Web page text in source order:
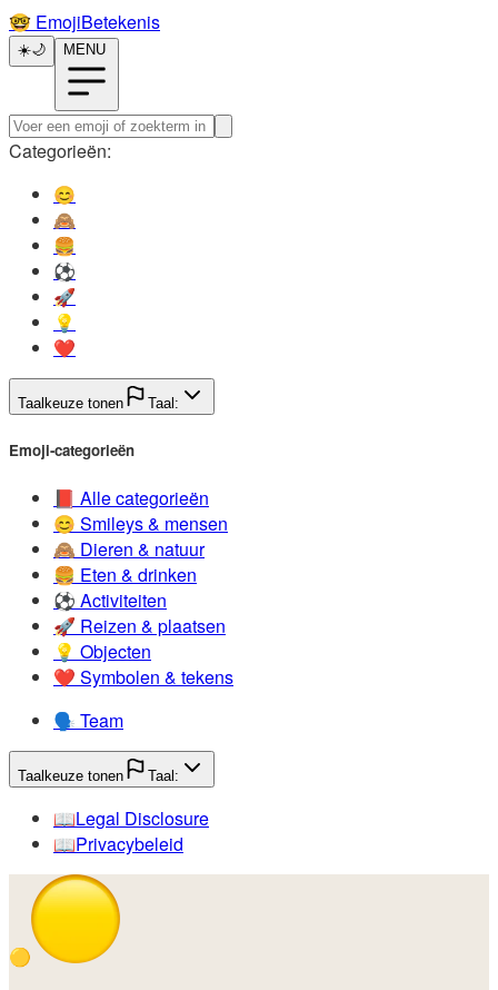
🤓️ EmojiBetekenis
☀️🌙 MENU
Categorieën:
😊️
🙈️
🍔️
⚽️
🚀️
💡️
❤️
Taalkeuze tonen Taal:
Emoji-categorieën
📕️ Alle categorieën
😊️ Smileys & mensen
🙈️ Dieren & natuur
🍔️ Eten & drinken
⚽️ Activiteiten
🚀️ Reizen & plaatsen
💡️ Objecten
❤️ Symbolen & tekens
🗣️ Team
Taalkeuze tonen Taal:
📖️Legal Disclosure
📖️Privacybeleid
🟡